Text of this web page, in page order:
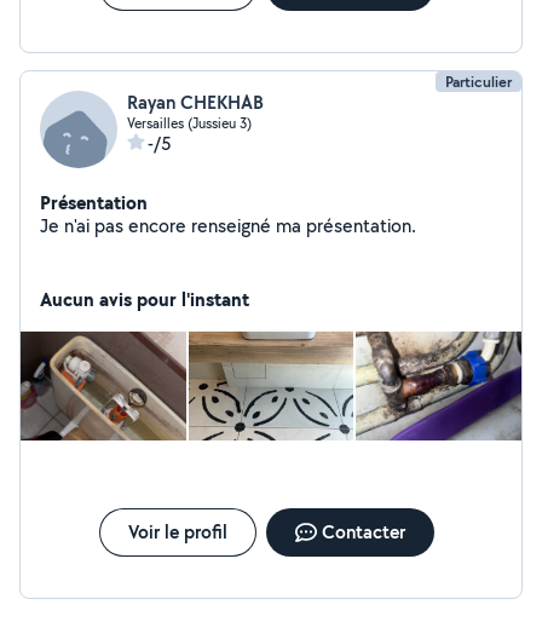
Particulier
Rayan CHEKHAB
Versailles (Jussieu 3)
-/5
Présentation
Je n'ai pas encore renseigné ma présentation.
Aucun avis pour l'instant
Voir le profil Contacter